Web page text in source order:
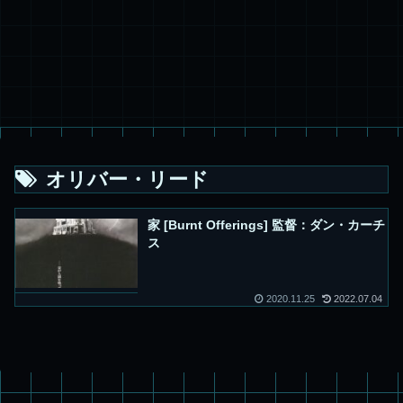
オリバー・リード
家 [Burnt Offerings] 監督：ダン・カーチ
ス
2020.11.25 2022.07.04